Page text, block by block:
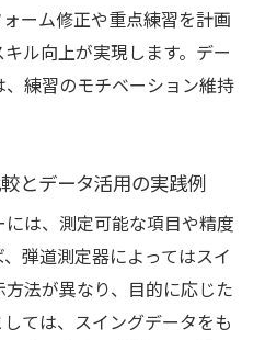
ーム修正や重点練習を計画
ル向上が実現します。デー
練習のモチベーション維持
とデータ活用の実践例
は、測定可能な項目や精度
弾道測定器によってはスイ
法が異なり、目的に応じた
ては、スイングデータをも